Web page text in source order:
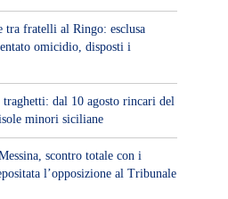
tra fratelli al Ringo: esclusa
omicidio, disposti i
traghetti: dal 10 agosto rincari del
minori siciliane
scontro totale con i
l’opposizione al Tribunale